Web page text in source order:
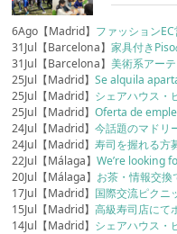
6Ago【Madrid】 ファッション
31Jul【Barcelona】家具付き
31Jul【Barcelona】美術系アー
25Jul【Madrid】Se alquila
25Jul【Madrid】 シェアハウス・
25Jul【Madrid】Oferta de
24Jul【Madrid】今話題のマドリ
24Jul【Madrid】寿司を握れる方
22Jul【Málaga】We’re looking
20Jul【Málaga】 お茶・情報交
17Jul【Madrid】 国際交流ピクニ
15Jul【Madrid】高級寿司店にて
14Jul【Madrid】 シェアハウス・